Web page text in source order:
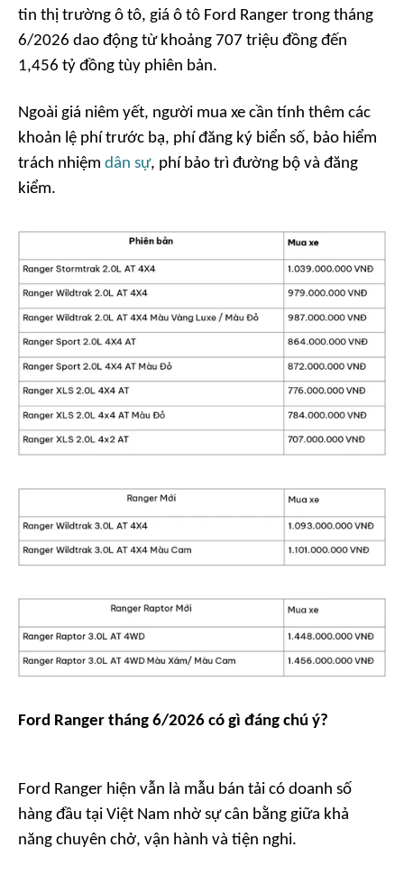
tin thị trường ô tô, giá ô tô Ford Ranger trong tháng
6/2026 dao động từ khoảng 707 triệu đồng đến
1,456 tỷ đồng tùy phiên bản.
Ngoài giá niêm yết, người mua xe cần tính thêm các
khoản lệ phí trước bạ, phí đăng ký biển số, bảo hiểm
trách nhiệm dân sự, phí bảo trì đường bộ và đăng
kiểm.
Ford Ranger tháng 6/2026 có gì đáng chú ý?
Ford Ranger hiện vẫn là mẫu bán tải có doanh số
hàng đầu tại Việt Nam nhờ sự cân bằng giữa khả
năng chuyên chở, vận hành và tiện nghi.